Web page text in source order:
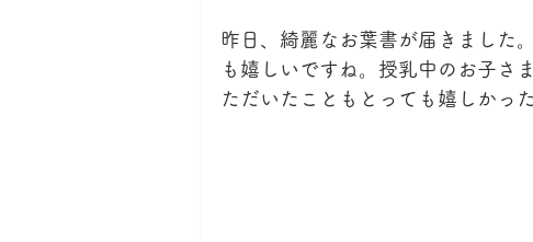
昨日、綺麗なお葉書が届きました
も嬉しいですね。授乳中のお子さ
ただいたこともとっても嬉しかっ